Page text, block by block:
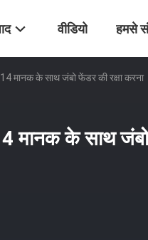
वीडियो हमसे
के साथ जंबो फेंडर की रक्षा करना
मानक के साथ जंबो